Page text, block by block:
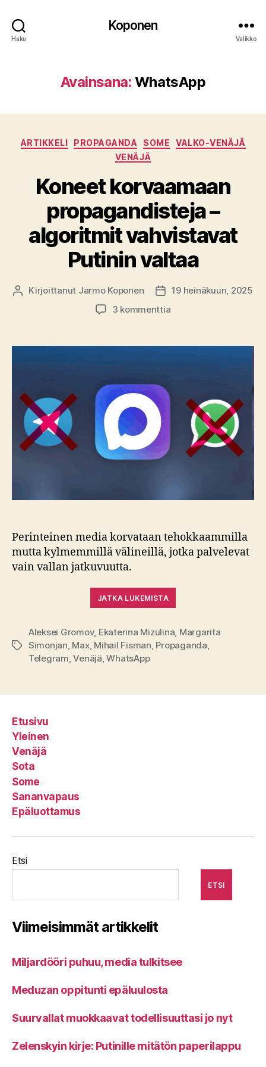
Haku
Koponen
Valikko
Avainsana: WhatsApp
Kategoriat
ARTIKKELI PROPAGANDA SOME
VALKO-VENÄJÄ
VENÄJÄ
Koneet korvaamaan
propagandisteja –
algoritmit vahvistavat
Putinin valtaa
Kirjoittaja
Kirjoittanut Jarmo Koponen Julkaisupäivämäärä
19 heinäkuun, 2025
3 kommenttiaartikkeliin
propagandisteja
Putinin
valtaa
Perinteinen media korvataan tehokkaammilla
mutta kylmemmillä välineillä, jotka palvelevat
vain vallan jatkuvuutta.
JATKA LUKEMISTA
Avainsanat
Aleksei Gromov, Ekaterina Mizulina, Margarita
Simonjan, Max, Mihail Fisman, Propaganda,
Telegram,Venäjä,WhatsApp
Etusivu
Yleinen
Venäjä
Sota
Some
Sananvapaus
Epäluottamus
Etsi
ETSI
Viimeisimmät artikkelit
Miljardööri puhuu, media tulkitsee
Meduzan oppitunti epäluulosta
Suurvallat muokkaavat todellisuuttasi jo nyt
Zelenskyin kirje: Putinille mitätön paperilappu